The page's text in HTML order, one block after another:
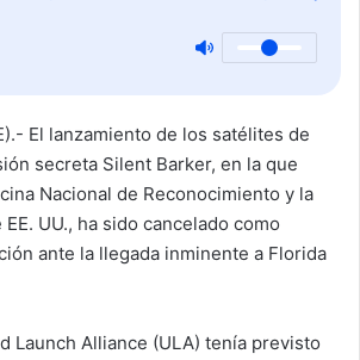
El lanzamiento de los satélites de
secreta Silent Barker, en la que
Nacional de Reconocimiento y la
UU., ha sido cancelado como
ante la llegada inminente a Florida
Launch Alliance (ULA) tenía previsto